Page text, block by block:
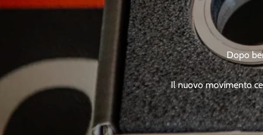
Dopo
Il nuovo movimento